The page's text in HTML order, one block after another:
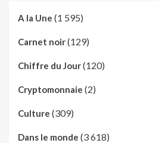
A la Une (1 595)
Carnet noir(129)
Chiffre du Jour(120)
Cryptomonnaie (2)
Culture (309)
Dans le monde (3 618)